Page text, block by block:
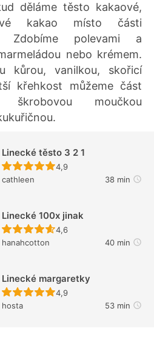
děláme těsto kakaové,
kakao místo části
Zdobíme polevami a
nebo krémem.
kůrou, vanilkou, skořicí
křehkost můžeme část
moučkou
Linecké těsto 3 2 1
Recept ještě nebyl
4,9
cathleen
38 min
Linecké 100x jinak
Recept ještě nebyl
4,6
hanahcotton
40 min
Linecké margaretky
Recept ještě nebyl
4,9
hosta
53 min